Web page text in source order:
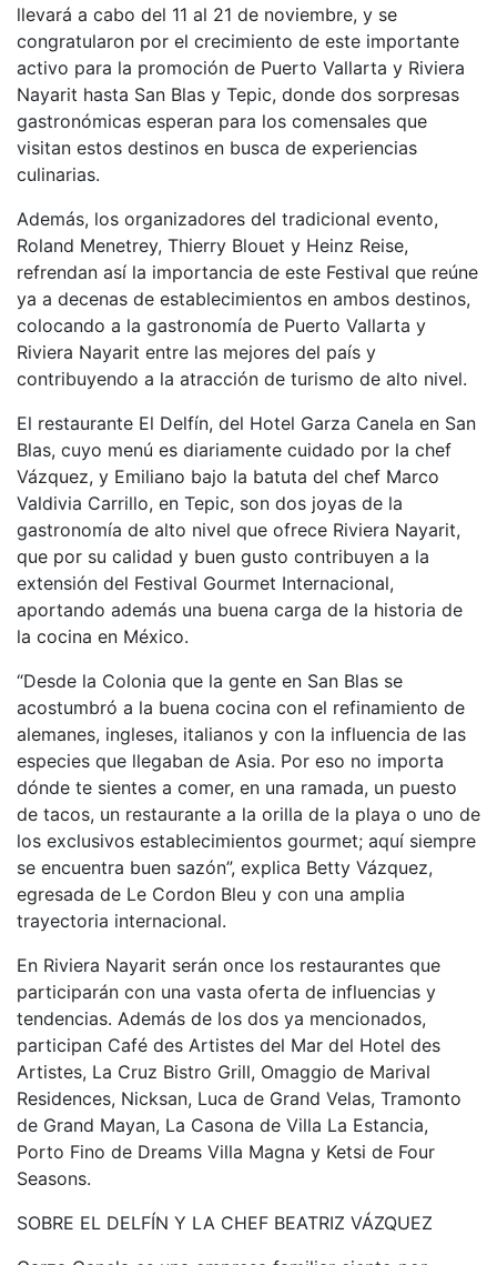
llevará a cabo del 11 al 21 de noviembre, y se
congratularon por el crecimiento de este importante
activo para la promoción de Puerto Vallarta y Riviera
Nayarit hasta San Blas y Tepic, donde dos sorpresas
gastronómicas esperan para los comensales que
visitan estos destinos en busca de experiencias
culinarias.
Además, los organizadores del tradicional evento,
Roland Menetrey, Thierry Blouet y Heinz Reise,
refrendan así la importancia de este Festival que reúne
ya a decenas de establecimientos en ambos destinos,
colocando a la gastronomía de Puerto Vallarta y
Riviera Nayarit entre las mejores del país y
contribuyendo a la atracción de turismo de alto nivel.
El restaurante El Delfín, del Hotel Garza Canela en San
Blas, cuyo menú es diariamente cuidado por la chef
Vázquez, y Emiliano bajo la batuta del chef Marco
Valdivia Carrillo, en Tepic, son dos joyas de la
gastronomía de alto nivel que ofrece Riviera Nayarit,
que por su calidad y buen gusto contribuyen a la
extensión del Festival Gourmet Internacional,
aportando además una buena carga de la historia de
la cocina en México.
“Desde la Colonia que la gente en San Blas se
acostumbró a la buena cocina con el refinamiento de
alemanes, ingleses, italianos y con la influencia de las
especies que llegaban de Asia. Por eso no importa
dónde te sientes a comer, en una ramada, un puesto
de tacos, un restaurante a la orilla de la playa o uno de
los exclusivos establecimientos gourmet; aquí siempre
se encuentra buen sazón”, explica Betty Vázquez,
egresada de Le Cordon Bleu y con una amplia
trayectoria internacional.
En Riviera Nayarit serán once los restaurantes que
participarán con una vasta oferta de influencias y
tendencias. Además de los dos ya mencionados,
participan Café des Artistes del Mar del Hotel des
Artistes, La Cruz Bistro Grill, Omaggio de Marival
Residences, Nicksan, Luca de Grand Velas, Tramonto
de Grand Mayan, La Casona de Villa La Estancia,
Porto Fino de Dreams Villa Magna y Ketsi de Four
Seasons.
SOBRE EL DELFÍN Y LA CHEF BEATRIZ VÁZQUEZ